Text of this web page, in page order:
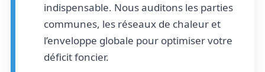
indispensable. Nous auditons les parties
communes, les réseaux de chaleur et
l’enveloppe globale pour optimiser votre
déficit foncier.